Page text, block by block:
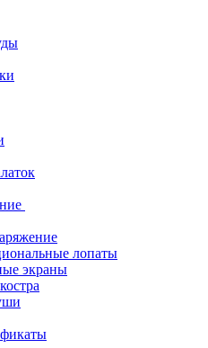
лопаты
экраны